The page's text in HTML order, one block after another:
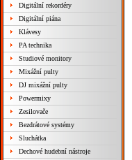
Digitální rekordéry
Digitální piána
Klávesy
PA technika
Studiové monitory
Mixážní pulty
DJ mixážní pulty
Powermixy
Zesilovače
Bezdrátové systémy
Sluchátka
Dechové hudební nástroje